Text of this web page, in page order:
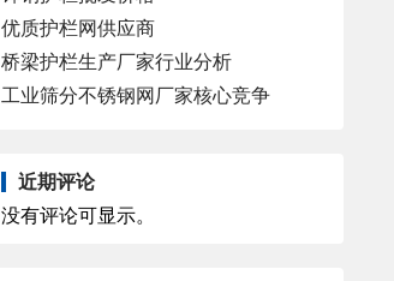
优质护栏网供应商
桥梁护栏生产厂家行业分析
工业筛分不锈钢网厂家核心竞争
近期评论
没有评论可显示。